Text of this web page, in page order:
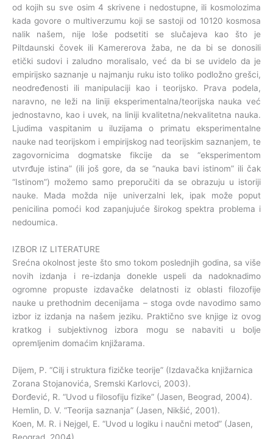
od kojih su sve osim 4 skrivene i nedostupne, ili kosmolozima
kada govore o multiverzumu koji se sastoji od 10120 kosmosa
nalik našem, nije loše podsetiti se slučajeva kao što je
Piltdaunski čovek ili Kamererova žaba, ne da bi se donosili
etički sudovi i zaludno moralisalo, već da bi se uvidelo da je
empirijsko saznanje u najmanju ruku isto toliko podložno grešci,
neodređenosti ili manipulaciji kao i teorijsko. Prava podela,
naravno, ne leži na liniji eksperimentalna/teorijska nauka već
jednostavno, kao i uvek, na liniji kvalitetna/nekvalitetna nauka.
Ljudima vaspitanim u iluzijama o primatu eksperimentalne
nauke nad teorijskom i empirijskog nad teorijskim saznanjem, te
zagovornicima dogmatske fikcije da se “eksperimentom
utvrđuje istina” (ili još gore, da se “nauka bavi istinom” ili čak
“Istinom”) možemo samo preporučiti da se obrazuju u istoriji
nauke. Mada možda nije univerzalni lek, ipak može poput
penicilina pomoći kod zapanjujuće širokog spektra problema i
nedoumica.
IZBOR IZ LITERATURE
Srećna okolnost jeste što smo tokom poslednjih godina, sa više
novih izdanja i re-izdanja donekle uspeli da nadoknadimo
ogromne propuste izdavačke delatnosti iz oblasti filozofije
nauke u prethodnim decenijama – stoga ovde navodimo samo
izbor iz izdanja na našem jeziku. Praktično sve knjige iz ovog
kratkog i subjektivnog izbora mogu se nabaviti u bolje
opremljenim domaćim knjižarama.
Dijem, P. “Cilj i struktura fizičke teorije” (Izdavačka knjižarnica
Zorana Stojanovića, Sremski Karlovci, 2003).
Đorđević, R. “Uvod u filosofiju fizike” (Jasen, Beograd, 2004).
Hemlin, D. V. “Teorija saznanja” (Jasen, Nikšić, 2001).
Koen, M. R. i Nejgel, E. “Uvod u logiku i naučni metod” (Jasen,